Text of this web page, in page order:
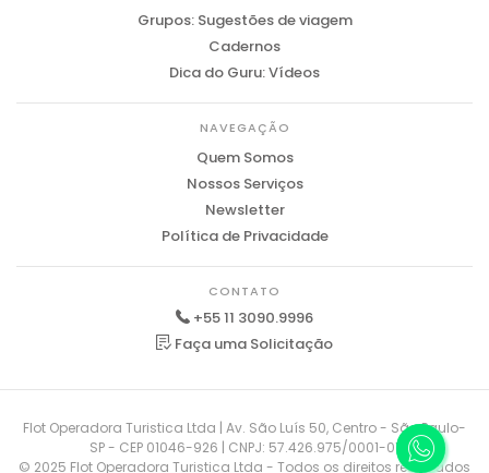
Grupos: Sugestões de viagem
Cadernos
Dica do Guru: Vídeos
NAVEGAÇÃO
Quem Somos
Nossos Serviços
Newsletter
Política de Privacidade
CONTATO
+55 11 3090.9996
Faça uma Solicitação
Flot Operadora Turistica Ltda | Av. São Luís 50, Centro - São Paulo-
SP - CEP 01046-926 | CNPJ: 57.426.975/0001-01
© 2025 Flot Operadora Turistica Ltda - Todos os direitos reservados